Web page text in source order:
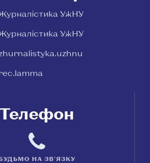
УжНУ
УжНУ
Телефон
НА ЗВ'ЯЗКУ